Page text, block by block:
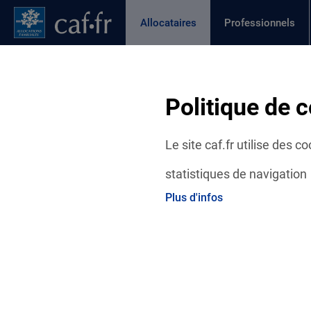
Politique de
Le site caf.fr utilise des
statistiques de navigation
Plus d'infos
Contenu principal
Pied de page
Allocataires
Page active
Professionnels
Actualités départementales